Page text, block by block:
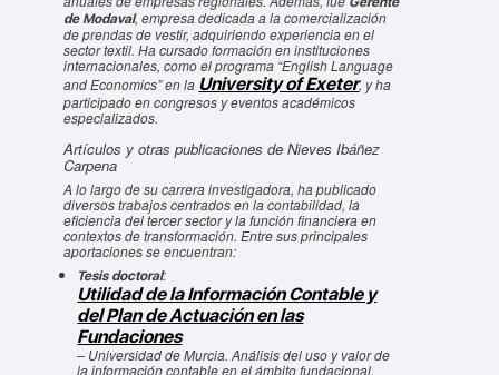
de Modaval, empresa dedicada a la comercialización
de prendas de vestir, adquiriendo experiencia en el
sector textil. Ha cursado formación en instituciones
internacionales, como el programa “English Language
and Economics” en la University of Exeter, y ha
participado en congresos y eventos académicos
especializados.
Artículos y otras publicaciones de Nieves Ibáñez
Carpena
A lo largo de su carrera investigadora, ha publicado
diversos trabajos centrados en la contabilidad, la
eficiencia del tercer sector y la función financiera en
contextos de transformación. Entre sus principales
aportaciones se encuentran:
Tesis doctoral:
Utilidad de la Información Contable y
del Plan de Actuación en las
Fundaciones
– Universidad de Murcia. Análisis del uso y valor de
la información contable en el ámbito fundacional.